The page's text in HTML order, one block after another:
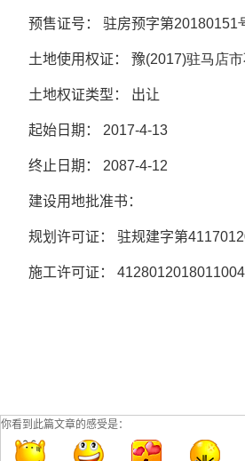
预售证号： 驻房预字第20180151
土地使用权证： 豫(2017)驻马店
土地权证类型： 出让
起始日期： 2017-4-13
终止日期： 2087-4-12
建设用地批准书：
规划许可证： 驻规建字第
施工许可证：
你看到此篇文章的感受是：